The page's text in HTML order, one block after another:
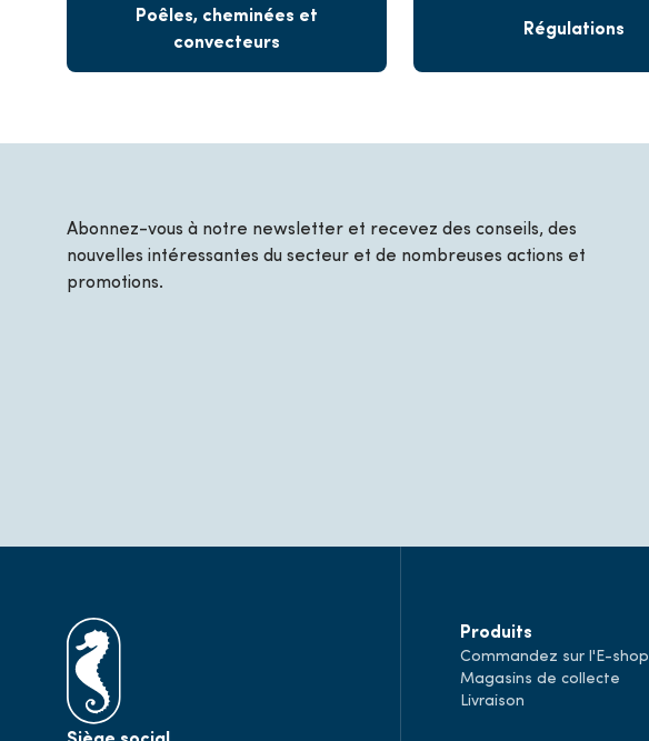
Poêles, cheminées et
convecteurs
Régulations
Abonnez-vous à notre newsletter et recevez des conseils, des
nouvelles intéressantes du secteur et de nombreuses actions et
promotions.
Produits
Commandez sur l'E-shop
Magasins de collecte
Livraison